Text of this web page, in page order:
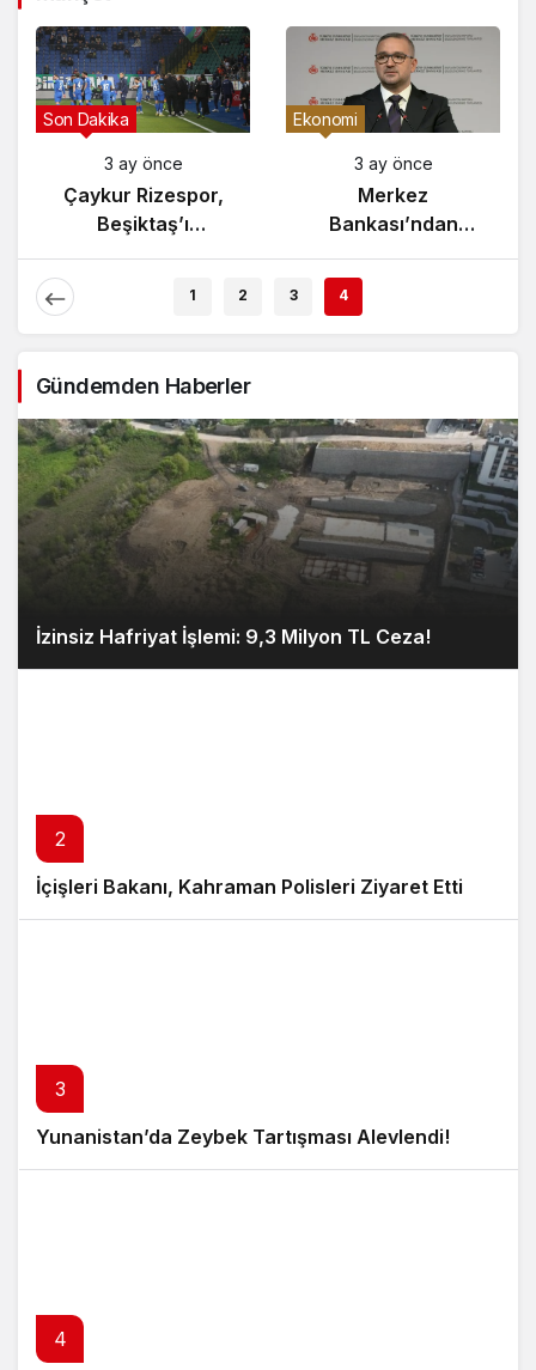
Gündem
3 ay önce
Yunanistan’da
Zeybek Tartışması
Alevlendi!
Son Dakika
3 ay önce
Çaykur Rizespor,
Beşiktaş’ı
Ağırlıyor!
1 2 3 4
Gündemden Haberler
İzinsiz Hafriyat İşlemi: 9,3 Milyon TL Ceza!
2
İçişleri Bakanı, Kahraman Polisleri Ziyaret Etti
3
Yunanistan’da Zeybek Tartışması Alevlendi!
4